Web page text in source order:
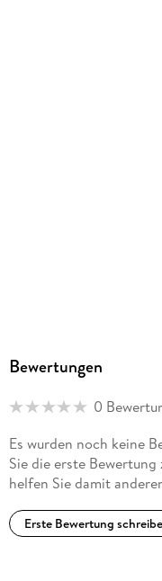
Bewertungen
0
Es wurden noch keine
Sie die erste Bewertung
helfen Sie damit
Erste Bewertung